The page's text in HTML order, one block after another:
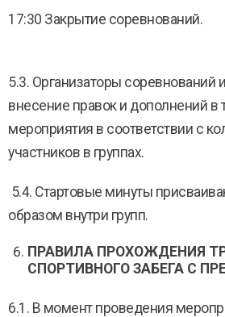
17:30 Закрытие соревнований.
5.3. Организаторы соревнований
внесение правок и дополнений в
мероприятия в соответствии с
участников в группах.
5.4. Стартовые минуты
образом внутри групп.
ПРАВИЛА ПРОХОЖДЕНИЯ
СПОРТИВНОГО ЗАБЕГА С
6.1. В момент проведения